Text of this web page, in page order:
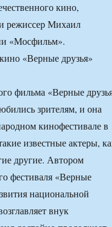
кино,
режиссер Михаил
«Мосфильм».
фильма «Верные
зрителям, и она
кинофестивале в
известные актеры,
другие. Автором
фестиваля «Верные
национальной
внук